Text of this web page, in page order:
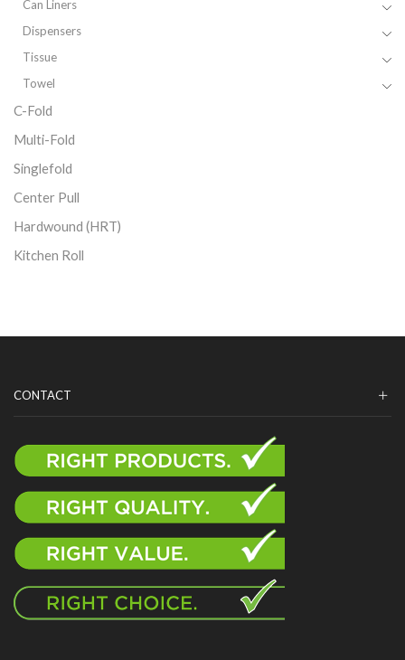
Can Liners
Dispensers
Tissue
Towel
C-Fold
Multi-Fold
Singlefold
Center Pull
Hardwound (HRT)
Kitchen Roll
CONTACT